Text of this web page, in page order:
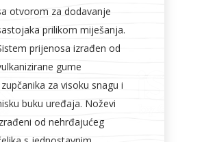
otvorom za dodavanje
prilikom miješanja.
prijenosa izrađen od
gume
za visoku snagu i
buku uređaja. Noževi
od nehrđajućeg